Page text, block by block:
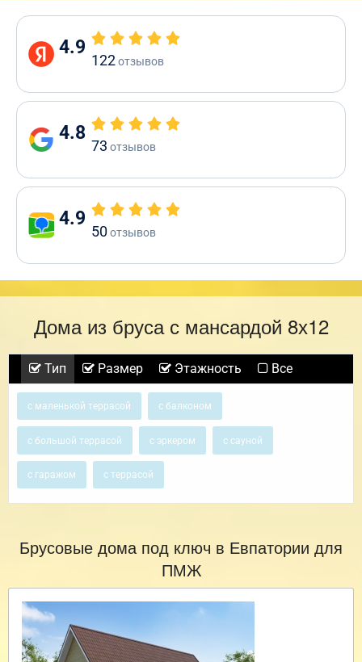
4.9
122отзывов
4.8
73 отзывов
4.9
50отзывов
Дома из бруса с мансардой 8х12
Тип Размер Этажность Все
с маленькой террасой с балконом
с большой террасой с эркером с сауной
с гаражом с террасой
Брусовые дома под ключ в Евпатории для
ПМЖ